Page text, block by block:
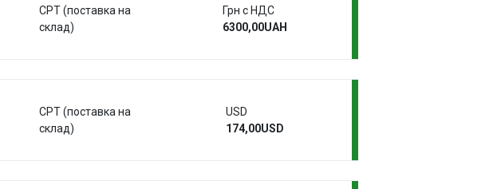
CPT (поставка на
склад)
Грн с НДС
6300,00UAH
CPT (поставка на
склад)
USD
174,00USD